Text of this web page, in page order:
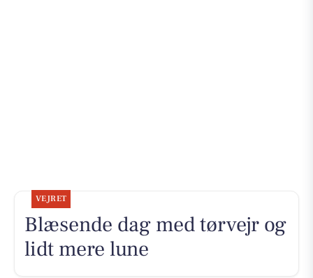
VEJRET
Blæsende dag med tørvejr og
lidt mere lune